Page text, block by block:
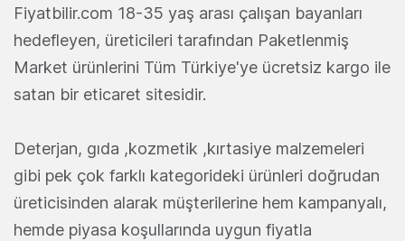
Fiyatbilir.com 18-35 yaş arası çalışan bayanları
hedefleyen, üreticileri tarafından Paketlenmiş
Market ürünlerini Tüm Türkiye'ye ücretsiz kargo ile
satan bir eticaret sitesidir.
Deterjan, gıda ,kozmetik ,kırtasiye malzemeleri
gibi pek çok farklı kategorideki ürünleri doğrudan
üreticisinden alarak müşterilerine hem kampanyalı,
hemde piyasa koşullarında uygun fiyatla